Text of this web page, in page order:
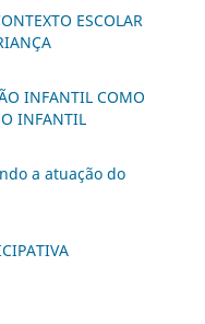
ESCOLAR
INFANTIL COMO
INFANTIL
a atuação do